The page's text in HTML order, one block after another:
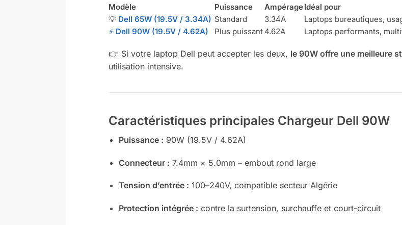
Modèle Puissance AmpérageIdéal pour
💡 Dell 65W (19.5V / 3.34A) Standard 3.34A
Laptops bureautiques,
⚡ Dell 90W (19.5V / 4.62A) Plus puissant 4.62A Laptops performants,
👉 Si votre laptop Dell peut accepter les deux, le 90W offre une meilleure
utilisation intensive.
Caractéristiques principales Chargeur Dell 90W
Puissance : 90W (19.5V / 4.62A)
Connecteur : 7.4mm × 5.0mm – embout rond large
Tension d’entrée : 100–240V, compatible secteur Algérie
Protection intégrée : contre la surtension, surchauffe et court-circuit